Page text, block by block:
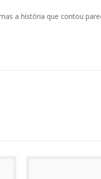
a história que contou